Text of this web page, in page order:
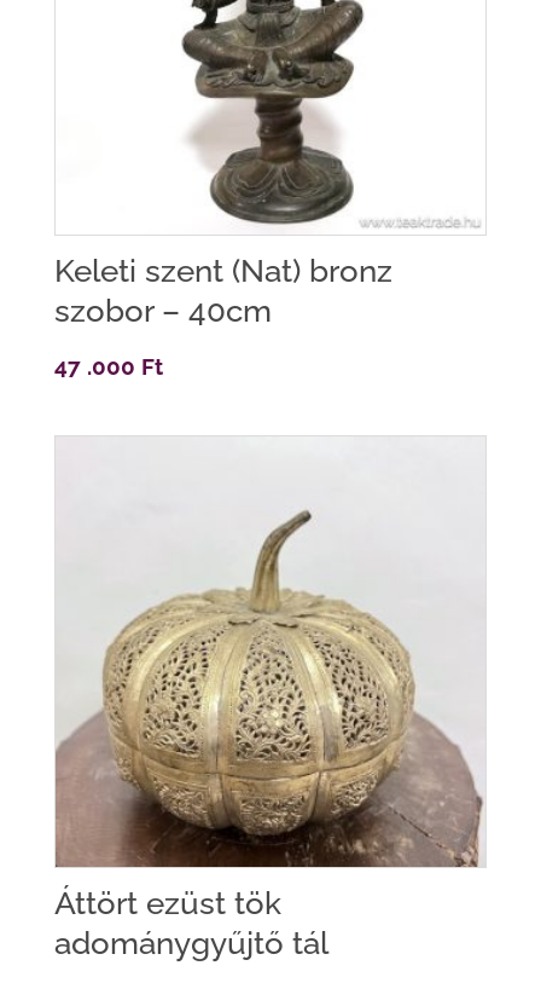
Keleti szent (Nat) bronz
szobor – 40cm
47 .000 Ft
Áttört ezüst tök
adománygyűjtő tál